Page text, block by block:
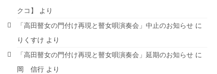
クコ】
より
「高田瞽女の門付け再現と瞽女唄演奏会」中止のお知らせ に
りくすけ より
「高田瞽女の門付け再現と瞽女唄演奏会」延期のお知らせ に
岡 信行 より